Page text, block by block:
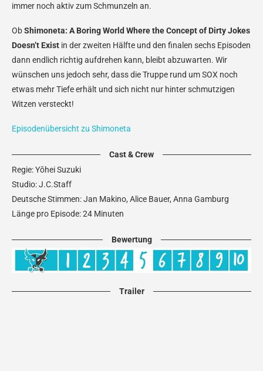
immer noch aktiv zum Schmunzeln an.
ObShimoneta: A Boring World Where the Concept of Dirty Jokes
Doesn’t Exist in der zweiten Hälfte und den finalen sechs Episoden
dann endlich richtig aufdrehen kann, bleibt abzuwarten. Wir
wünschen uns jedoch sehr, dass die Truppe rund um SOX noch
etwas mehr Tiefe erhält und sich nicht nur hinter schmutzigen
Witzen versteckt!
Episodenübersicht zu Shimoneta
Cast & Crew
Regie: Yōhei Suzuki
Studio: J.C.Staff
Deutsche Stimmen: Jan Makino, Alice Bauer, Anna Gamburg
Länge pro Episode: 24 Minuten
Bewertung
Trailer